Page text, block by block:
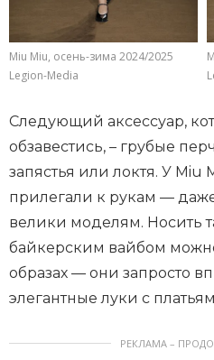
Miu Miu, осень-зима 2024/2025
Legion-Media
Следующий аксессуар,
обзавестись, – грубые
запястья или локтя. У Miu
прилегали к рукам —
велики моделям. Носить
байкерским вайбом
образах — они запросто
элегантные луки с
РЕКЛАМА –